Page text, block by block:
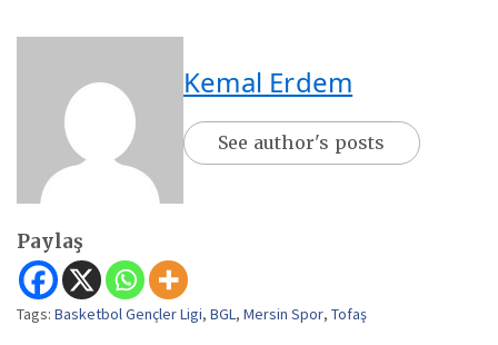
Kemal Erdem
See author's posts
Paylaş
Tags: Basketbol Gençler Ligi, BGL, Mersin Spor, Tofaş